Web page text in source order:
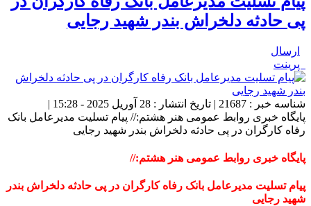
پی حادثه دلخراش بندر شهید رجایی
ارسال
پرینت
شناسه خبر : 21687 | تاریخ انتشار : 28 آوریل 2025 - 15:28 |
پایگاه خبری روابط عمومی هنر هشتم:// پیام تسلیت مدیرعامل بانک
رفاه کارگران در پی حادثه دلخراش بندر شهید رجایی
پایگاه خبری روابط عمومی هنر هشتم://
پیام تسلیت مدیرعامل بانک رفاه کارگران در پی حادثه دلخراش بندر
شهید رجایی